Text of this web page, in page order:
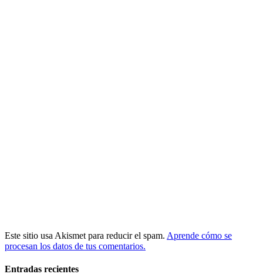
Este sitio usa Akismet para reducir el spam. Aprende cómo se
procesan los datos de tus comentarios.
Entradas recientes